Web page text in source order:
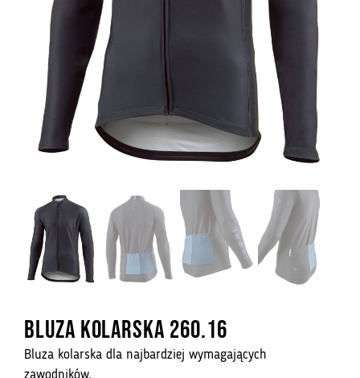
Bluza kolarska 260.16
Bluza kolarska dla najbardziej wymagających